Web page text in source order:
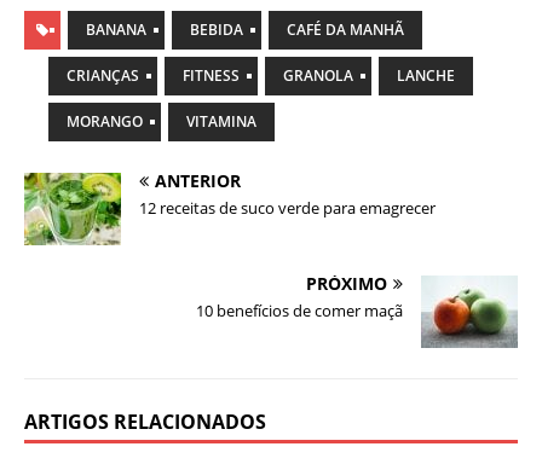
BANANA BEBIDA CAFÉ DA MANHÃ
CRIANÇAS FITNESS GRANOLA LANCHE
MORANGO VITAMINA
ANTERIOR
12 receitas de suco verde para emagrecer
PRÓXIMO
10 benefícios de comer maçã
ARTIGOS RELACIONADOS